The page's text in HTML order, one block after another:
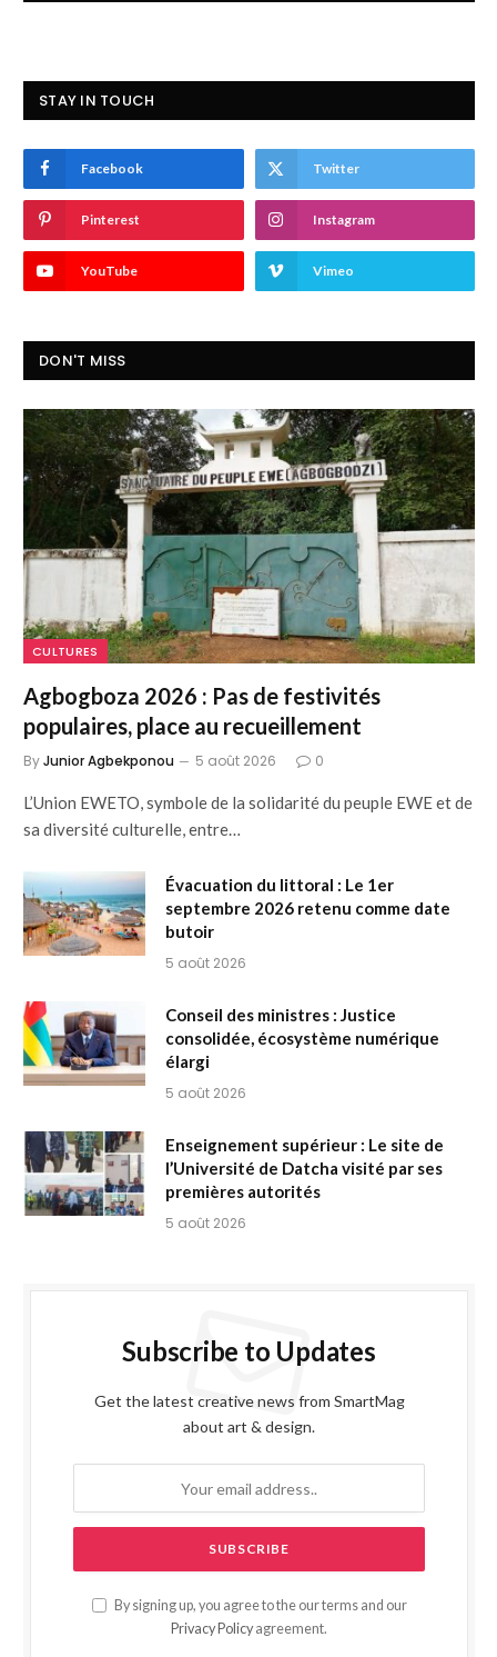
STAY IN TOUCH
Facebook Twitter
Pinterest Instagram
YouTube Vimeo
DON'T MISS
CULTURES
Agbogboza 2026 : Pas de festivités
populaires, place au recueillement
ByJunior Agbekponou 5 août 2026 0
L’Union EWETO, symbole de la solidarité du peuple EWE et de
sa diversité culturelle, entre…
Évacuation du littoral : Le 1er
septembre 2026 retenu comme date
butoir
5 août 2026
Conseil des ministres : Justice
consolidée, écosystème numérique
élargi
5 août 2026
Enseignement supérieur : Le site de
l’Université de Datcha visité par ses
premières autorités
5 août 2026
Subscribe to Updates
Get the latest creative news from SmartMag
about art & design.
By signing up, you agree to the our terms and our
Privacy Policy agreement.